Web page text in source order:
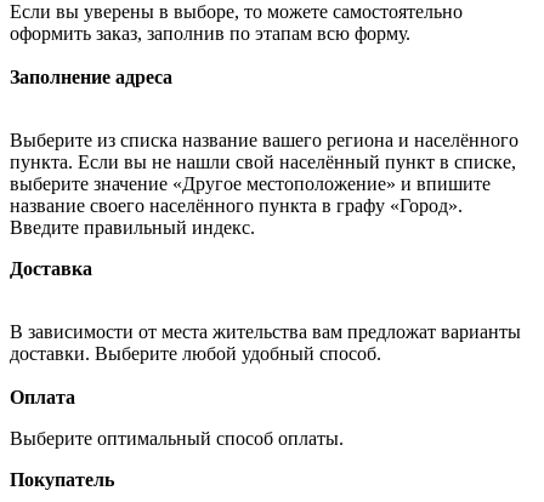
Если вы уверены в выборе, то можете самостоятельно
оформить заказ, заполнив по этапам всю форму.
Заполнение адреса
Выберите из списка название вашего региона и населённого
пункта. Если вы не нашли свой населённый пункт в списке,
выберите значение «Другое местоположение» и впишите
название своего населённого пункта в графу «Город».
Введите правильный индекс.
Доставка
В зависимости от места жительства вам предложат варианты
доставки. Выберите любой удобный способ.
Оплата
Выберите оптимальный способ оплаты.
Покупатель